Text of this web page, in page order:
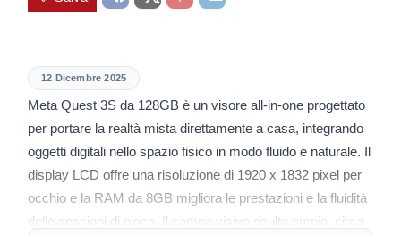
12 Dicembre 2025
Meta Quest 3S da 128GB è un visore all-in-one progettato
per portare la realtà mista direttamente a casa, integrando
oggetti digitali nello spazio fisico in modo fluido e naturale. Il
display LCD offre una risoluzione di 1920 x 1832 pixel per
occhio e la RAM da 8GB migliora le prestazioni e la fluidità
delle sessioni di gioco. Il campo visivo risulta ampio, circa